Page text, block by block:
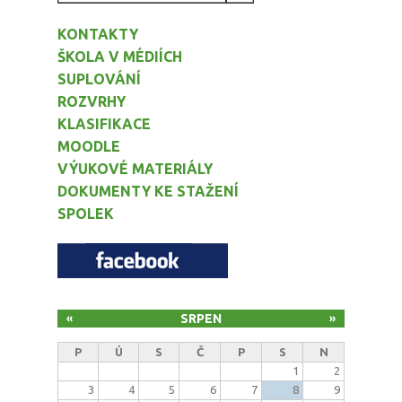
KONTAKTY
ŠKOLA V MÉDIÍCH
SUPLOVÁNÍ
ROZVRHY
KLASIFIKACE
MOODLE
VÝUKOVÉ MATERIÁLY
DOKUMENTY KE STAŽENÍ
SPOLEK
SRPEN
« »
P Ú S Č P S
N
1
2
3
4 5 6 7 8 9